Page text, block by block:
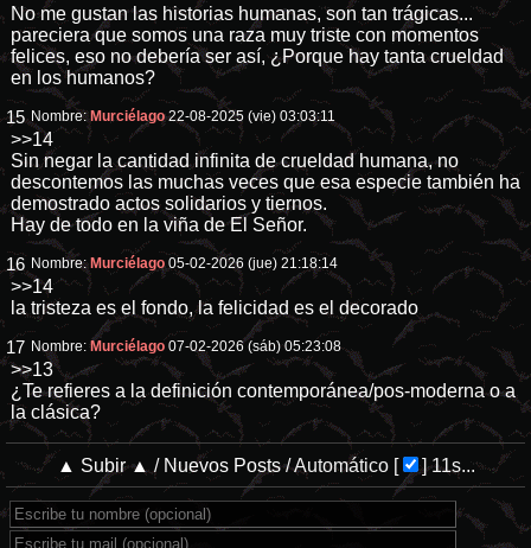
No me gustan las historias humanas, son tan trágicas...
pareciera que somos una raza muy triste con momentos
felices, eso no debería ser así, ¿Porque hay tanta crueldad
en los humanos?
15 Nombre: Murciélago 22-08-2025 (vie) 03:03:11
>>14
Sin negar la cantidad infinita de crueldad humana, no
descontemos las muchas veces que esa especie también ha
demostrado actos solidarios y tiernos.
Hay de todo en la viña de El Señor.
16 Nombre: Murciélago 05-02-2026 (jue) 21:18:14
>>14
la tristeza es el fondo, la felicidad es el decorado
17 Nombre: Murciélago 07-02-2026 (sáb) 05:23:08
>>13
¿Te refieres a la definición contemporánea/pos-moderna o a
la clásica?
▲ Subir ▲ / Nuevos Posts/Automático[ ]11s...